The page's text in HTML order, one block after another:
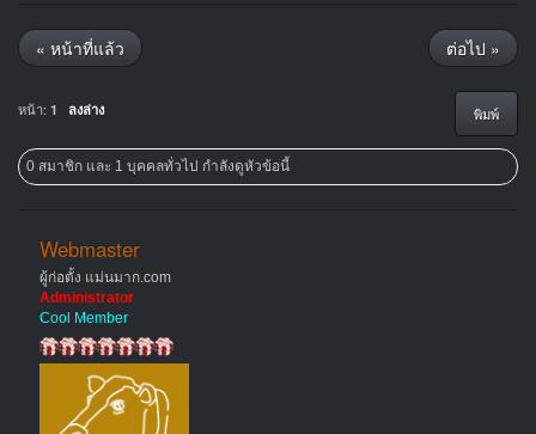
« หน้าที่แล้ว ต่อไป »
พิมพ์
หน้า: 1 ลงล่าง
0 สมาชิก และ 1 บุคคลทั่วไป กำลังดูหัวข้อนี้
Webmaster
ผู้ก่อตั้ง แม่นมาก.com
Administrator
Cool Member